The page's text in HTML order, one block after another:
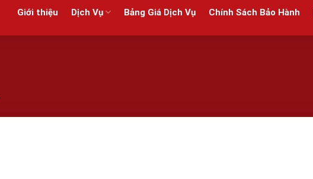
Giới thiệu Dịch Vụ Bảng Giá Dịch Vụ Chính Sách Bảo Hành